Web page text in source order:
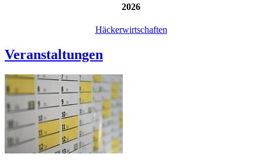
2026
Häckerwirtschaften
Veranstaltungen